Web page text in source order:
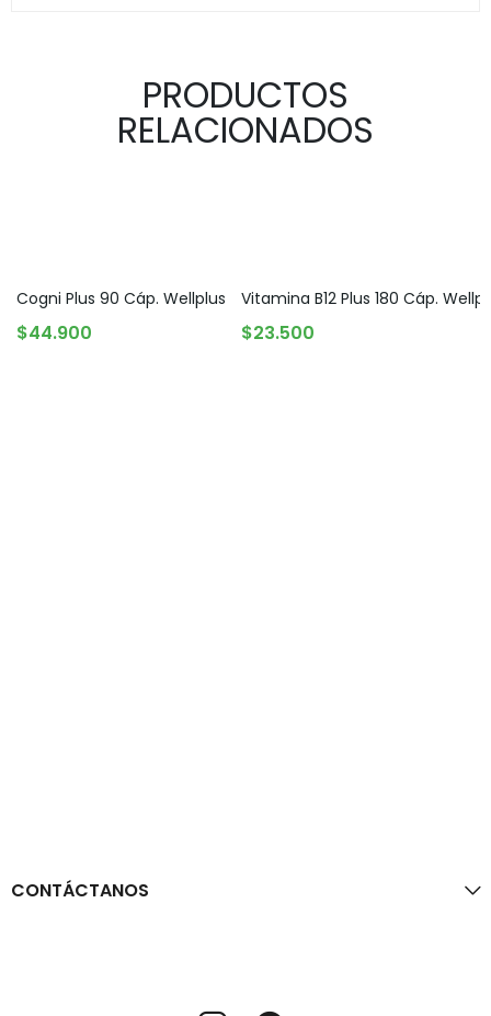
PRODUCTOS
RELACIONADOS
Cogni Plus 90 Cáp. Wellplus
$44.900
Vitamina B12 Plus 180 Cáp.
$23.500
CONTÁCTANOS